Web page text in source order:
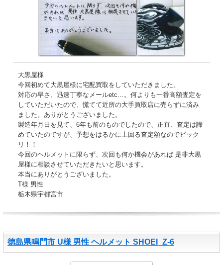
大黒屋様
今回初めて大黒屋様に宅配買取をしていただきました。
対応の早さ、迅速丁寧なメールetc…。何よりも一番高額査定を
していただいたので、慌てて近所の大手買取店に売らずに済み
ました。ありがとうございました。
製造年月日を見て、6年も前のものでしたので、正直、査定は諦
めていたのですが、予想をはるかに上回る査定額なのでビック
リ！！
今回のヘルメットに限らず、次回も何か機会があれば 是非大黒
屋様に相談させていただきたいと思います。
本当にありがとうございました。
T様 男性
栃木県宇都宮市
徳島県鳴門市 U様 男性 ヘルメット SHOEI_Z-6